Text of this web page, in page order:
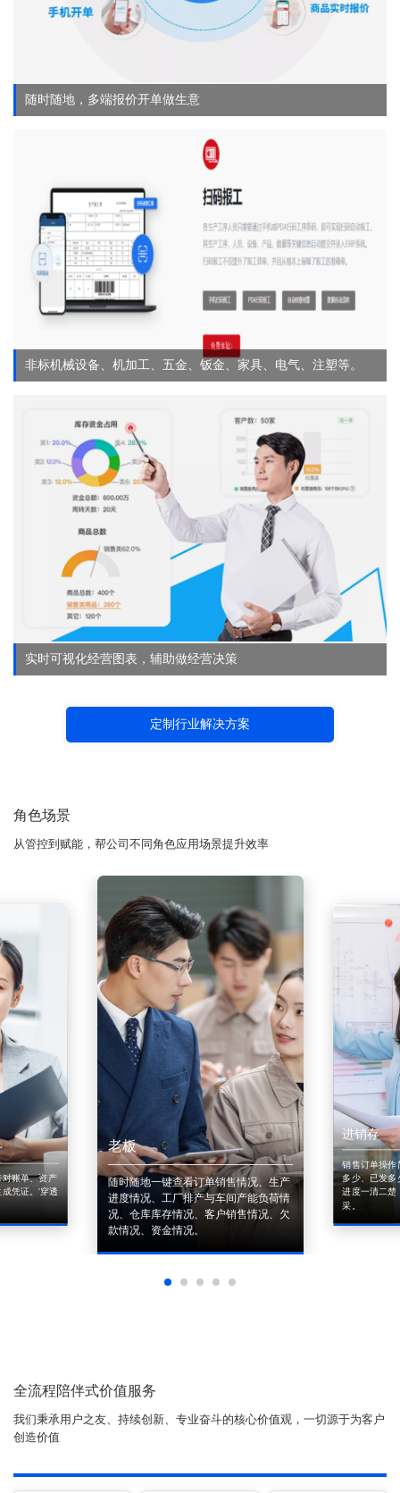
随时随地，多端报价开单做生意
非标机械设备、机加工、五金、钣金、家具、电气、注塑等。
实时可视化经营图表，辅助做经营决策
定制行业解决方案
角色场景
从管控到赋能，帮公司不同角色应用场景提升效率
账单、资产
凭证。'穿透
老板
随时随地一键查看订单销售情况、生产
进度情况、工厂排产与车间产能负荷情
况、仓库库存情况、客户销售情况、欠
款情况、资金情况。
进销存
销售订单操作
多少、已发多
进度一清二楚
采。
全流程陪伴式价值服务
我们秉承用户之友、持续创新、专业奋斗的核心价值观，一切源于为客户
创造价值